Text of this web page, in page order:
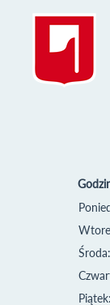
Środa:
Piątek: